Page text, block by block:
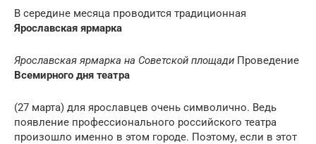
В середине месяца проводится традиционная
Ярославская ярмарка
Ярославская ярмарка на Советской площади Проведение
Всемирного дня театра
(27 марта) для ярославцев очень символично. Ведь
появление профессионального российского театра
произошло именно в этом городе. Поэтому, если в этот